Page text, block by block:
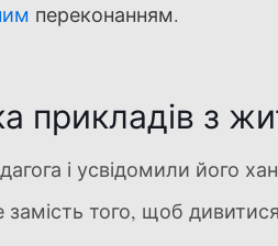
переконанням.
прикладів з
і усвідомили його
того, щоб